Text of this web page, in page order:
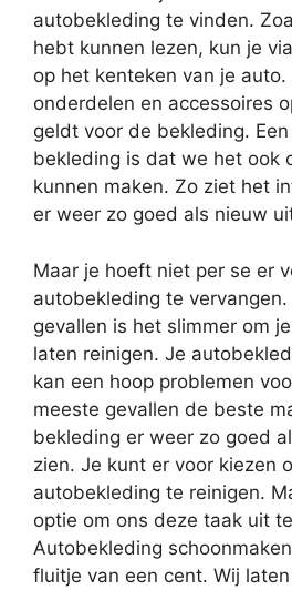
autobekleding te vinden.
hebt kunnen lezen, kun je
op het kenteken van je auto.
onderdelen en accessoires
geldt voor de bekleding.
bekleding is dat we het ook
kunnen maken. Zo ziet het
er weer zo goed als nieuw
Maar je hoeft niet per se er
autobekleding te vervangen.
gevallen is het slimmer om
laten reinigen. Je
kan een hoop problemen
meeste gevallen de beste
bekleding er weer zo goed
zien. Je kunt er voor kiezen
autobekleding te reinigen.
optie om ons deze taak uit
Autobekleding
fluitje van een cent. Wij